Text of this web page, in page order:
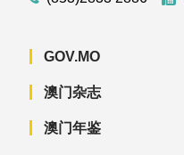
GOV.MO
澳门杂志
澳门年鉴